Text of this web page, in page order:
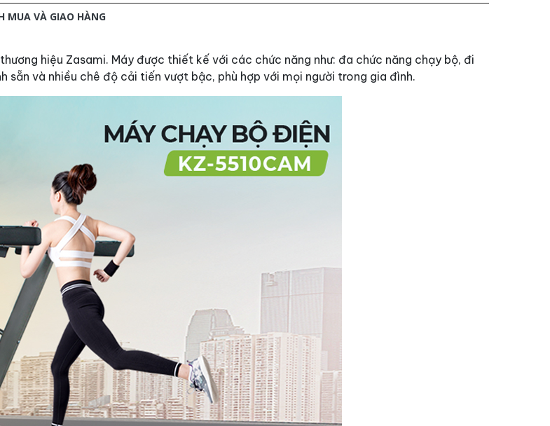
MUA VÀ GIAO HÀNG
hiệu Zasami. Máy được thiết kế với các chức năng như: đa chức năng chạy bộ, đi
và nhiều chê độ cải tiến vượt bậc, phù hợp với mọi người trong gia đình.